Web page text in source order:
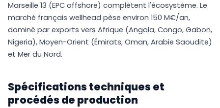
Marseille 13 (EPC offshore) complètent l'écosystème. Le
marché français wellhead pèse environ 150 M€/an,
dominé par exports vers Afrique (Angola, Congo, Gabon,
Nigeria), Moyen-Orient (Émirats, Oman, Arabie Saoudite)
et Mer du Nord.
Spécifications techniques et
procédés de production